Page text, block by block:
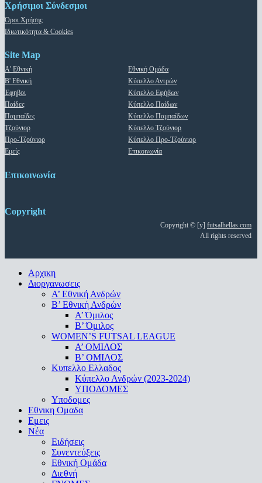
Χρήσιμοι Σύνδεσμοι
Όροι Χρήσης
Ιδιωτικότητα & Cookies
Site Map
Α' Εθνική
Β' Εθνική
Έφηβοι
Παίδες
Παμπαίδες
Τζούνιορ
Προ-Τζούνιορ
Εμείς
Εθνική Ομάδα
Κύπελλο Αντρών
Κύπελλο Εφήβων
Κύπελλο Παίδων
Κύπελλο Παμπαίδων
Κύπελλο Τζούνιορ
Κύπελλο Προ-Τζούνιορ
Επικοινωνία
Επικοινωνία
Copyright
Copyright © [y] futsalhellas.com
All rights reserved
Close
Menu
Αρχικη
Διοργανωσεις
Α’ Εθνική Ανδρών
Β’ Εθνική Ανδρών
A’ Όμιλος
Β’ Όμιλος
WOMEN’S FUTSAL LEAGUE
A’ ΟΜΙΛΟΣ
Β’ ΟΜΙΛΟΣ
Κυπελλο Ελλαδος
Κύπελλο Ανδρών (2023-2024)
ΥΠΟΔΟΜΕΣ
Υποδομες
Εθνικη Ομαδα
Εμεις
Νέα
Ειδήσεις
Συνεντεύξεις
Εθνική Ομάδα
Διεθνή